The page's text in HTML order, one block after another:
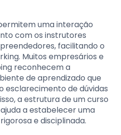
uma interação
com os instrutores
facilitando o
Muitos empresários e
reconhecem a
de aprendizado que
esclarecimento de dúvidas
a estrutura de um curso
a estabelecer uma
e disciplinada.